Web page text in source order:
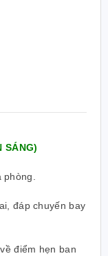
SÁNG)
phòng.
đáp chuyến bay
điểm hẹn ban